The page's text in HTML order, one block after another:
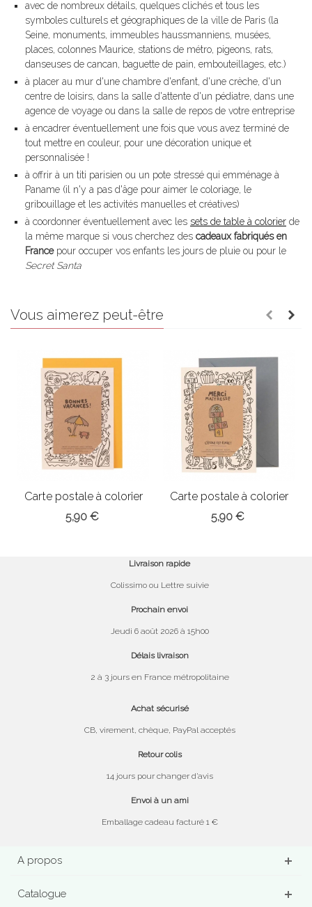
avec de nombreux détails, quelques clichés et tous les
symboles culturels et géographiques de la ville de Paris (la
Seine, monuments, immeubles haussmanniens, musées,
places, colonnes Maurice, stations de métro, pigeons, rats,
danseuses de cancan, baguette de pain, embouteillages, etc.)
à placer au mur d'une chambre d'enfant, d'une crèche, d'un
centre de loisirs, dans la salle d'attente d'un pédiatre, dans une
agence de voyage ou dans la salle de repos de votre entreprise
à encadrer éventuellement une fois que vous avez terminé de
tout mettre en couleur, pour une décoration unique et
personnalisée !
à offrir à un titi parisien ou un pote stressé qui emménage à
Paname (il n'y a pas d'âge pour aimer le coloriage, le
gribouillage et les activités manuelles et créatives)
à coordonner éventuellement avec les sets de table à colorier de
la même marque si vous cherchez des cadeaux fabriqués en
Francepour occuper vos enfants les jours de pluie ou pour le
Secret Santa
Vous aimerez peut-être
Carte postale à colorier
"Bonnes...
5,90 €
Carte postale à colorier
"Merci...
5,90 €
Livraison rapide
Colissimo ou Lettre suivie
Prochain envoi
Jeudi 6 août 2026 à 15h00
Délais livraison
2 à 3 jours en France métropolitaine
Achat sécurisé
CB, virement, chèque, PayPal acceptés
Retour colis
14 jours pour changer d’avis
Envoi à un ami
Emballage cadeau facturé 1 €
A propos
Catalogue